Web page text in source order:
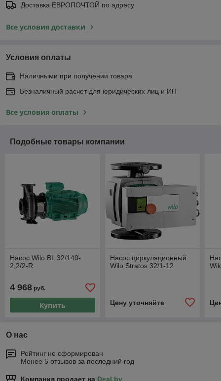
Доставка ЕВРОПОЧТОЙ по адресу
Все условия доставки
Условия оплаты
Наличными при получении товара
Безналичный расчет для юридических лиц и ИП
Все условия оплаты
Подобные товары компании
Насос Wilo BL 32/140-
2,2/2-R
4 968 руб.
Купить
Насос циркуляционный
Wilo Stratos 32/1-12
Цену уточняйте
О нас
Рейтинг не сформирован
Менее 5 отзывов за последний год
Компания продает на Deal.by